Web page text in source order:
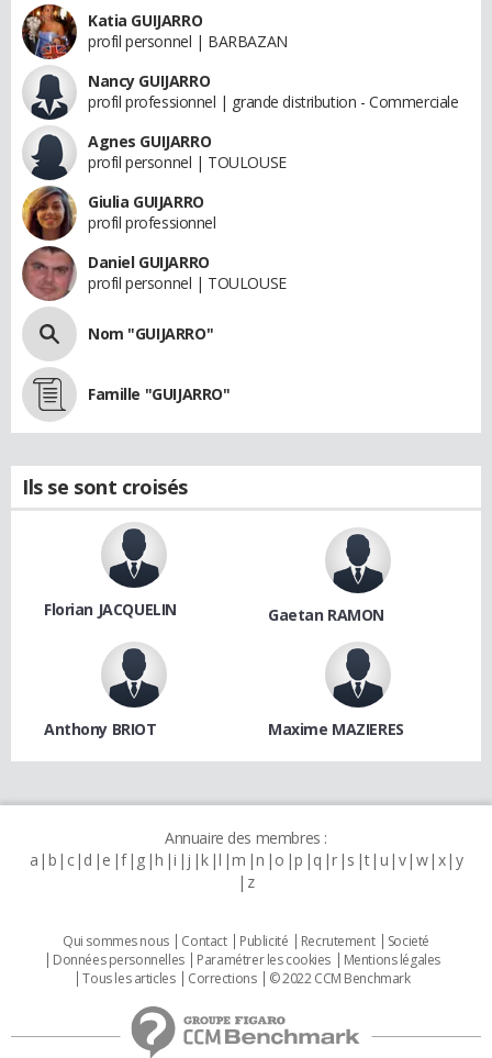
Katia GUIJARRO
profil personnel | BARBAZAN
Nancy GUIJARRO
profil professionnel | grande distribution - Commerciale
Agnes GUIJARRO
profil personnel | TOULOUSE
Giulia GUIJARRO
profil professionnel
Daniel GUIJARRO
profil personnel | TOULOUSE
Nom "GUIJARRO"
Famille "GUIJARRO"
Ils se sont croisés
Florian JACQUELIN Gaetan RAMON
Anthony BRIOT Maxime MAZIERES
Annuaire des membres :
a b c d e f g h i j k l m n o p q r s t u v w x y
z
Qui sommes nous Contact Publicité Recrutement
Societé
Données personnelles
Paramétrer les cookies
Mentions légales
Tous les articles
Corrections © 2022 CCM Benchmark